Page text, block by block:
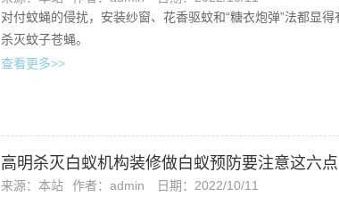
对付蚊蝇的侵扰，安装纱窗、花香驱蚊和“糖衣炮弹”法都显
杀灭蚊子苍蝇。
查看更多>>
高明杀灭白蚁机构装修做白蚁预防要注意这六点
来源：本站 作者：admin
日期：2022/10/11